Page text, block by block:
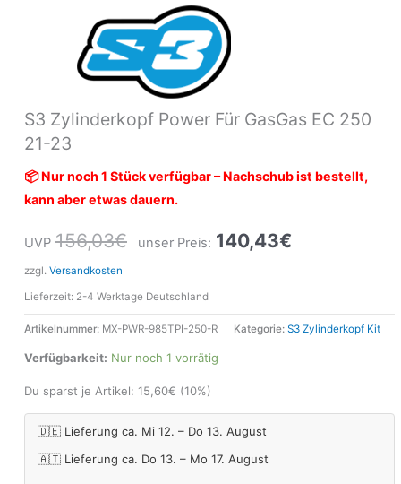
S3 Zylinderkopf Power Für GasGas EC 250
21-23
📦 Nur noch 1 Stück verfügbar – Nachschub ist bestellt,
kann aber etwas dauern.
UVP 156,03€ unser Preis: 140,43€
zzgl. Versandkosten
Lieferzeit: 2-4 Werktage Deutschland
Artikelnummer: MX-PWR-985TPI-250-R Kategorie: S3 Zylinderkopf Kit
Verfügbarkeit: Nur noch 1 vorrätig
Du sparst je Artikel: 15,60€ (10%)
🇩🇪 Lieferung ca. Mi 12. – Do 13. August
🇦🇹 Lieferung ca. Do 13. – Mo 17. August